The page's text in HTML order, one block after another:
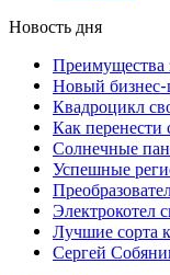
Новость дня
Преимущества
Новый бизнес-
Квадроцикл
Как перенести
Солнечные
Успешные
Электрокотел
Лучшие сорта
Сергей